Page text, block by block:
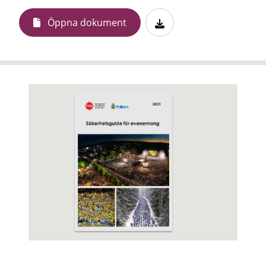
Öppna dokument